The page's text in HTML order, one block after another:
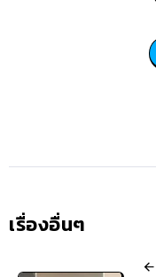
เรื่องอื่นๆ